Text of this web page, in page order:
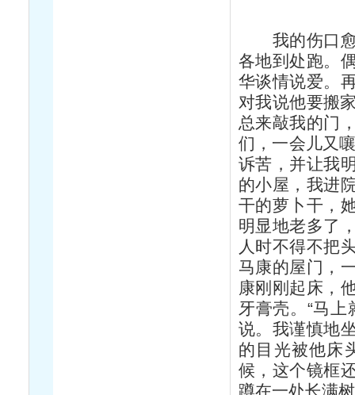
我的伤口愈
各地到处跑。
华谈情说爱。
对我说他要搬
总来敲我的门
们，一会儿又
诉苦，并让我
的小屋，我进
干的萝卜干，
明显地老多了
人时不得不把
马康的屋门，
康刚刚起床，
牙膏壳。“马
说。我谨慎地
的目光被他床
候，这个镜框
蹲在一处长满